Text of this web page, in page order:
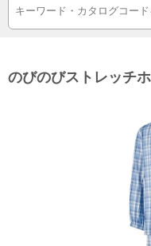
のびのびストレッチ